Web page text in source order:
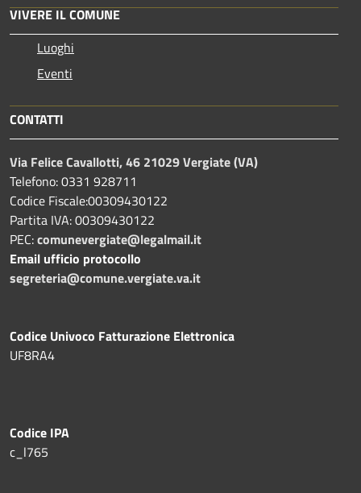
VIVERE IL COMUNE
Luoghi
Eventi
CONTATTI
Via Felice Cavallotti, 46 21029 Vergiate (VA)
Telefono: 0331 928711
Codice Fiscale:00309430122
Partita IVA: 00309430122
PEC:comunevergiate@legalmail.it
Email ufficio protocollo
segreteria@comune.vergiate.va.it
Codice Univoco Fatturazione Elettronica
UF8RA4
Codice IPA
c_l765